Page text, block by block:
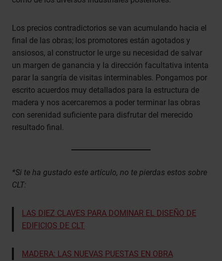
Los precios contradictorios se van acumulando hacia el
final de las obras; los promotores están agotados y
ansiosos, al constructor le urge su necesidad de salvar
un margen de ganancia y la dirección facultativa intenta
parar la sangría de visitas interminables. Pongamos por
escrito acuerdos muy detallados para la estructura de
madera y nos acercaremos a poder terminar las obras
con serenidad suficiente para disfrutar del merecido
resultado final.
*Si te ha gustado este artículo, no te pierdas estos sobre
CLT:
LAS DIEZ CLAVES PARA DOMINAR EL DISEÑO DE
EDIFICIOS DE CLT
MADERA: LAS NUEVAS PUESTAS EN OBRA